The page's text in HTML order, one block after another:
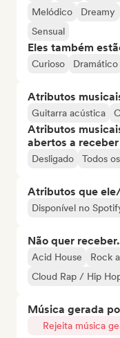
Melódico
Dreamy
Sensual
Eles também
Curioso Dramático
Atributos
Guitarra acústica
Atributos
abertos a receber
Desligado Todos
Atributos que
Disponível no
Não quer
Acid House Rock
Cloud Rap / Hip
Música gerada
Rejeita música